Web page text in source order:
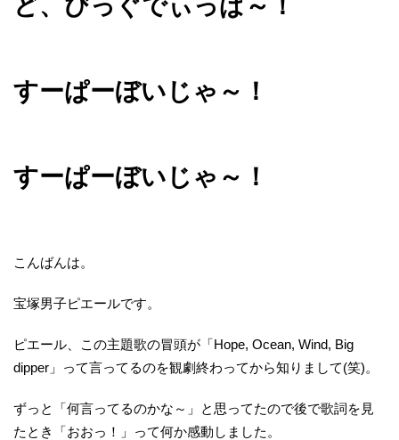
ど、びっぐでぃっぱ～！
すーぱーぼいじゃ～！
すーぱーぼいじゃ～！
こんばんは。
宝塚男子ピエールです。
ピエール、この主題歌の冒頭が「Hope, Ocean, Wind, Big
dipper」って言ってるのを観劇終わってから知りまして(笑)。
ずっと「何言ってるのかな～」と思ってたので後で歌詞を見
たとき「おおっ！」って何か感動しました。